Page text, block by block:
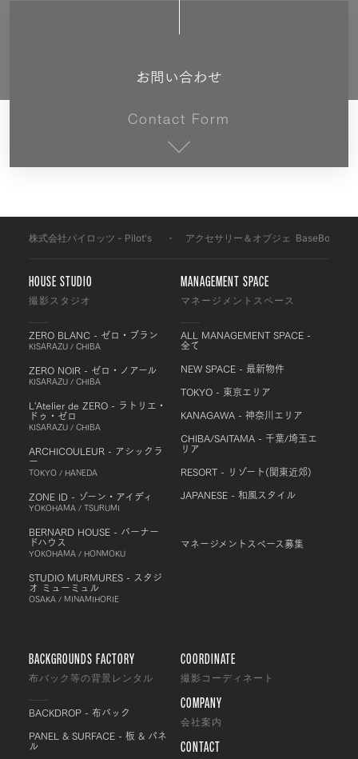
お問い合わせ
Contact Form
株式会社パイロッツ - Pilot's アクセサリー＆オブジェ BaseBoard
HOUSE STUDIO
撮影スタジオ
ZERO BLANC - ゼロ・ブラン
KISARAZU / CHIBA
ZERO NOIR - ゼロ・ノアール
KISARAZU / CHIBA
L'Atelier de ZERO - ラトリエ・
ドゥ・ゼロ
KISARAZU / CHIBA
ARCHICOULEUR - アシックラ
ー
TOKYO / HANEDA
ZONE ID - ゾーン・アイディ
YOKOHAMA / TSURUMI
BERNARD HOUSE - バーナー
ドハウス
YOKOHAMA / HONMOKU
STUDIO MURMURES - スタジ
オ ミューミュル
OSAKA / MINAMIHORIE
MANAGEMENT SPACE
マネージメントスペース
ALL MANAGEMENT SPACE -
全て
NEW SPACE - 最新物件
TOKYO - 東京エリア
KANAGAWA - 神奈川エリア
CHIBA/SAITAMA - 千葉/埼玉エ
リア
RESORT - リゾート(関東近郊)
JAPANESE - 和風スタイル
マネージメントスペース募集
BACKGROUNDS FACTORY
布バック等の背景レンタル
BACKDROP - 布バック
PANEL & SURFACE - 板 & パネ
ル
COORDINATE
撮影コーディネート
COMPANY
会社案内
CONTACT